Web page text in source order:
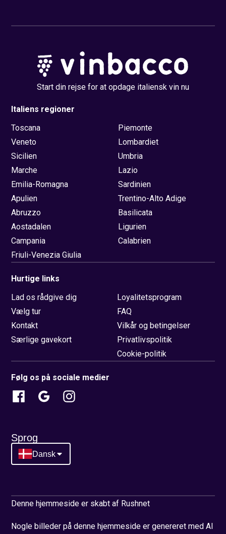
Start din rejse for at opdage italiensk vin nu
Italiens regioner
Toscana
Piemonte
Veneto
Lombardiet
Sicilien
Umbria
Marche
Lazio
Emilia-Romagna
Sardinien
Apulien
Trentino-Alto Adige
Abruzzo
Basilicata
Aostadalen
Ligurien
Campania
Calabrien
Friuli-Venezia Giulia
Hurtige links
Lad os rådgive dig
Vælg tur
Kontakt
Særlige gavekort
Loyalitetsprogram
FAQ
Vilkår og betingelser
Privatlivspolitik
Cookie-politik
Følg os på sociale medier
Sprog
Dansk
Denne hjemmeside er skabt af Rushnet
Nogle billeder på denne hjemmeside er genereret med AI